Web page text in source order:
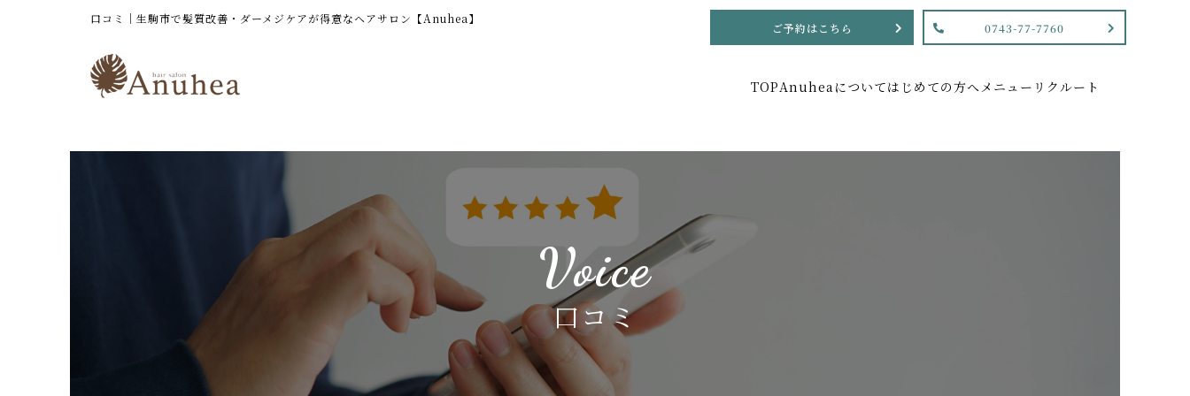
口コミ｜生駒市で髪質改善・ダーメジケアが得意なヘアサロン【Anuhea】
ご予約はこちら 0743-77-7760
TOPAnuheaについてはじめての方へメニュー リクルート
Voice
口コミ